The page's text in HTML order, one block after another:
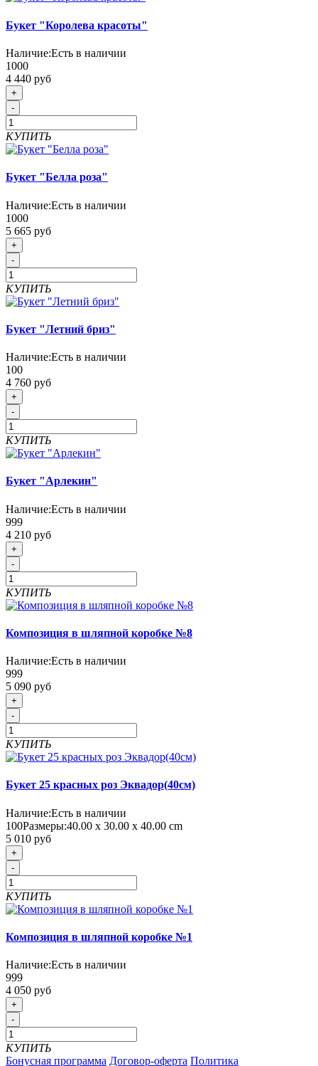
Букет "Королева красоты"
Наличие:Есть в наличии
1000
4 440 руб
+
-
КУПИТЬ
Букет "Белла роза"
Наличие:Есть в наличии
1000
5 665 руб
+
-
КУПИТЬ
Букет "Летний бриз"
Наличие:Есть в наличии
100
4 760 руб
+
-
КУПИТЬ
Букет "Арлекин"
Наличие:Есть в наличии
999
4 210 руб
+
-
КУПИТЬ
Композиция в шляпной коробке №8
Наличие:Есть в наличии
999
5 090 руб
+
-
КУПИТЬ
Букет 25 красных роз Эквадор(40см)
Наличие:Есть в наличии
100Размеры:40.00 х 30.00 х 40.00 cm
5 010 руб
+
-
КУПИТЬ
Композиция в шляпной коробке №1
Наличие:Есть в наличии
999
4 050 руб
+
-
КУПИТЬ
Бонусная программа Договор-оферта Политика